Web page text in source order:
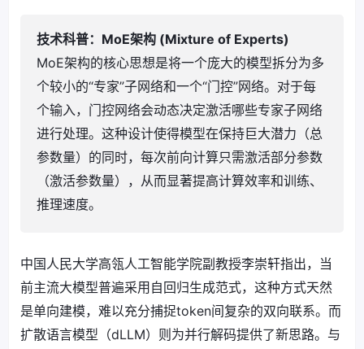
技术科普：MoE架构 (Mixture of Experts)
MoE架构的核心思想是将一个庞大的模型拆分为多
个较小的“专家”子网络和一个“门控”网络。对于每
个输入，门控网络会动态决定激活哪些专家子网络
进行处理。这种设计使得模型在保持巨大潜力（总
参数量）的同时，每次前向计算只需激活部分参数
（激活参数量），从而显著提高计算效率和训练、
推理速度。
中国人民大学高瓴人工智能学院副教授李崇轩指出，当
前主流大模型普遍采用自回归生成范式，这种方式天然
是单向建模，难以充分捕捉token间复杂的双向联系。而
扩散语言模型（dLLM）则为并行解码提供了新思路。与